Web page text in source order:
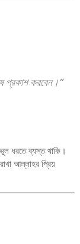
প্রকাশ করবেন।”
ধরতে ব্যস্ত থাকি।
আল্লাহর প্রিয়